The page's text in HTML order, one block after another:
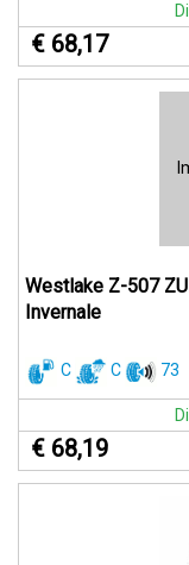
€ 68,17
Westlake Z-507
Invernale
C C 73
€ 68,19